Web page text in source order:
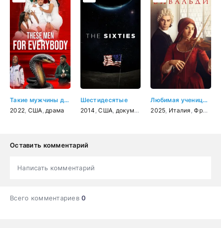
Такие мужчины для всех
2022 США драма
Шестидесятые
2014 ,США документальный ,история
Любимая ученица Вивальди
2025 Италия ,Франция
Оставить комментарий
Написать комментарий
Всего комментариев0